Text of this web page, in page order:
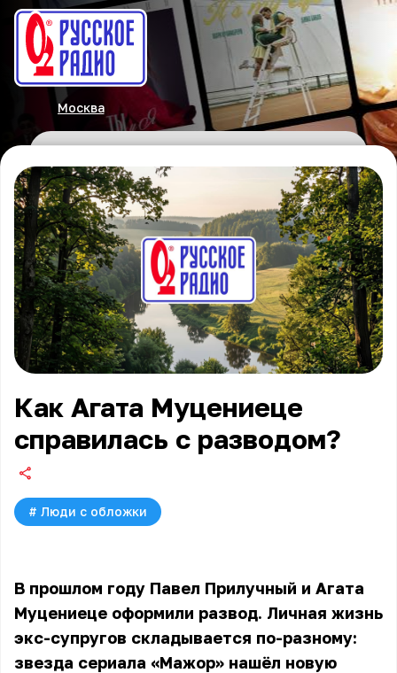
Москва
Как Агата Муцениеце
справилась с разводом?
# Люди с обложки
В прошлом году Павел Прилучный и Агата
Муцениеце оформили развод. Личная жизнь
экс-супругов складывается по-разному:
звезда сериала «Мажор» нашёл новую